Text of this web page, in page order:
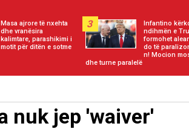
Masa ajrore të nxehta
dhe vranësira
kalimtare, parashikimi i
motit për ditën e sotme
3
Infantino
ndihmën e
formohet
do të
n! Mocion
dhe turne paralelë
nuk jep 'waiver'